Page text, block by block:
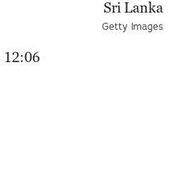
Getty Images
12:06